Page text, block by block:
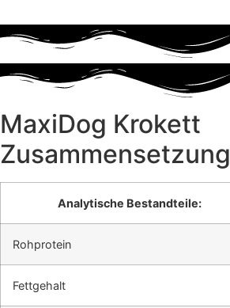
MaxiDog Krokett
Zusammensetzung
Analytische Bestandteile:
Rohprotein
Fettgehalt